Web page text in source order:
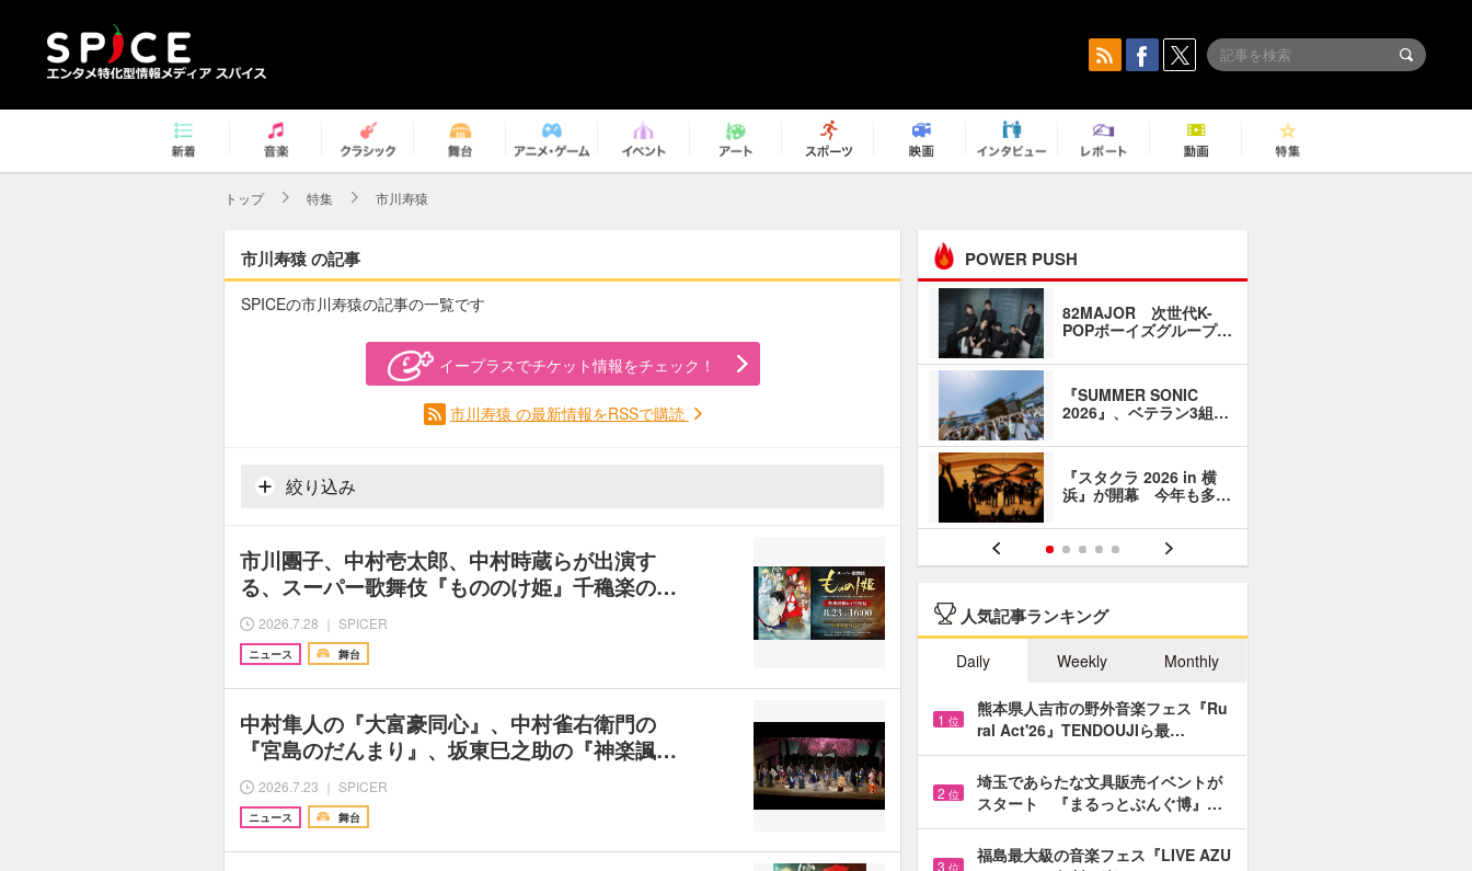
トップ 特集 市川寿猿
市川寿猿 の記事
SPICEの市川寿猿の記事の一覧です
イープラスでチケット情報をチェック！
市川寿猿 の最新情報をRSSで購読
絞り込み
市川團子、中村壱太郎、中村時蔵らが出演す
る、スーパー歌舞伎『もののけ姫』千穐楽の…
2026.7.28 ｜ SPICER
ニュース 舞台
中村隼人の『大富豪同心』、中村雀右衛門の
『宮島のだんまり』、坂東巳之助の『神楽諷…
2026.7.23 ｜ SPICER
ニュース 舞台
POWER PUSH
82MAJOR 次世代K-
POPボーイズグループ…
『SUMMER SONIC
2026』、ベテラン3組…
『スタクラ 2026 in 横
浜』が開幕 今年も多…
人気記事ランキング
Daily Weekly Monthly
1 位
熊本県人吉市の野外音楽フェス『Ru
ral Act'26』TENDOUJIら最…
2 位
埼玉であらたな文具販売イベントが
スタート 『まるっとぶんぐ博』…
3
福島最大級の音楽フェス『LIVE AZU